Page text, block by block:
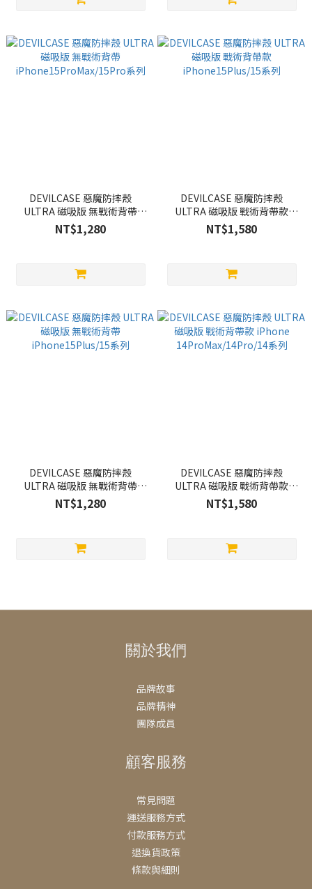
DEVILCASE 惡魔防摔殼
ULTRA 磁吸版 無戰術背帶
iPhone15ProMax/15Pro系列
NT$1,280
DEVILCASE 惡魔防摔殼
ULTRA 磁吸版 戰術背帶款
iPhone15Plus/15系列
NT$1,580
DEVILCASE 惡魔防摔殼
ULTRA 磁吸版 無戰術背帶
iPhone15Plus/15系列
NT$1,280
DEVILCASE 惡魔防摔殼
ULTRA 磁吸版 戰術背帶款
iPhone 14ProMax/14Pro/14
系列
NT$1,580
關於我們
品牌故事
品牌精神
團隊成員
顧客服務
常見問題
運送服務方式
付款服務方式
退換貨政策
條款與細則